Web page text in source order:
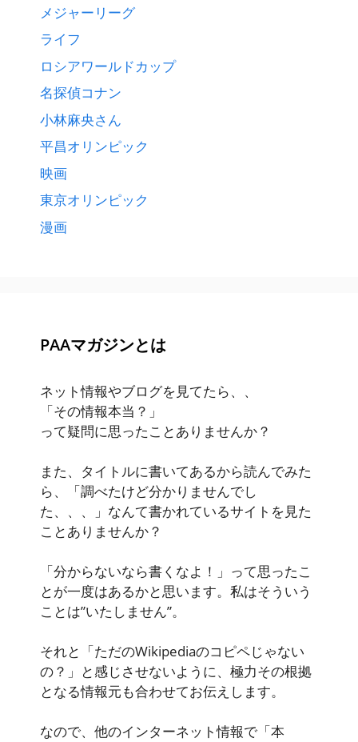
メジャーリーグ
ライフ
ロシアワールドカップ
名探偵コナン
小林麻央さん
平昌オリンピック
映画
東京オリンピック
漫画
PAAマガジンとは
ネット情報やブログを見てたら、、
「その情報本当？」
って疑問に思ったことありませんか？
また、タイトルに書いてあるから読んでみた
ら、「調べたけど分かりませんでし
た、、、」なんて書かれているサイトを見た
ことありませんか？
「分からないなら書くなよ！」って思ったこ
とが一度はあるかと思います。私はそういう
ことは”いたしません”。
それと「ただのWikipediaのコピペじゃない
の？」と感じさせないように、極力その根拠
となる情報元も合わせてお伝えします。
なので、他のインターネット情報で「本